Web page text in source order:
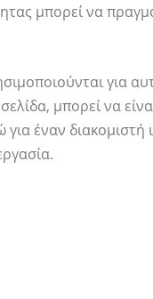
μπορεί να
για
μπορεί να
έναν